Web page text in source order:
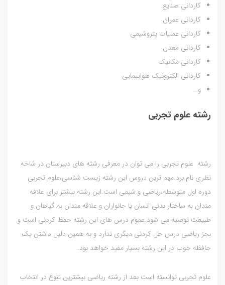
کاردانی صنایع
کاردانی عمران
کاردانی عملیات پتروشیمی
کاردانی معدن
کاردانی مکانیک
کاردانی الکترونیک هواپیمایی
و…
رشته علوم تجربی
رشته علوم تجربی را می توان در معرفی رشته های دبیرستان در شاخه
نظری نام برد.مهم ترین دروس این رشته زیست شناسی،علوم تجربی
دوره اول متوسطه،ریاضی و شیمی است.این رشته بیشتر برای علاقه
مندان به ساختار بدنی انسان یا جانواران و علاقه مندان به گیاهان و
طبیعت توصیه می شود.عموم درس های این رشته حفظ کردنی است و
بجز ریاضی درس حل کردنی دیگری ندارد و به همین دلیل داشتن یک
حافظه خوب در این رشته بسیار مفید خواهد بود.
علوم تجربی توانسته است بعد از رشته ریاضی بیشترین تنوع در انتخاب